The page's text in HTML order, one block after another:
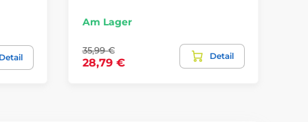
Detail
Am Lager
35,99 €
28,79 €
Detail